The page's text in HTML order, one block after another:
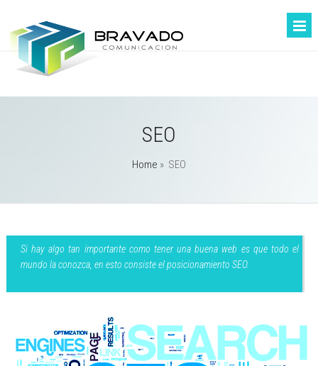
SEO
Home » SEO
Si hay algo tan importante como tener una buena web es que todo el
mundo la conozca, en esto consiste el posicionamiento SEO.